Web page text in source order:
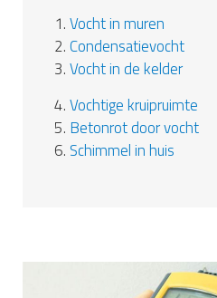
1.Vocht in muren
2.Condensatievocht
3.Vocht in de kelder
4.Vochtige kruipruimte
5. Betonrot door vocht
6. Schimmel in huis